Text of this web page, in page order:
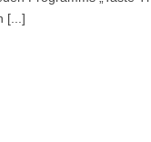
[...]